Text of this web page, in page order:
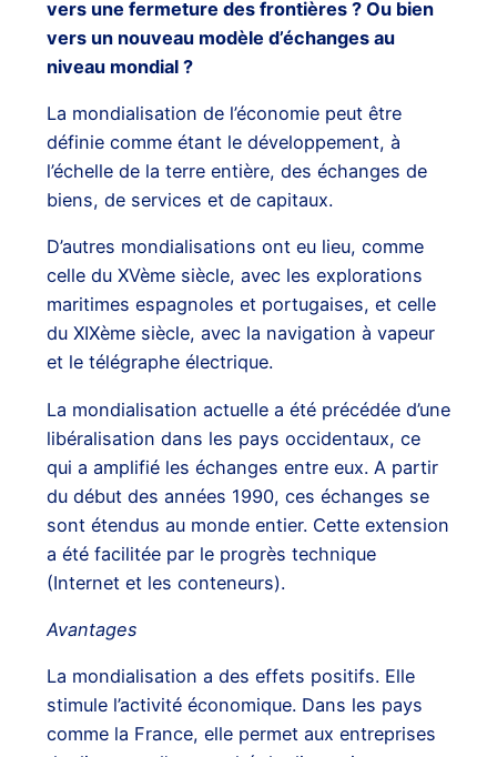
vers une fermeture des frontières ? Ou bien
vers un nouveau modèle d’échanges au
niveau mondial ?
La mondialisation de l’économie peut être
définie comme étant le développement, à
l’échelle de la terre entière, des échanges de
biens, de services et de capitaux.
D’autres mondialisations ont eu lieu, comme
celle du XVème siècle, avec les explorations
maritimes espagnoles et portugaises, et celle
du XIXème siècle, avec la navigation à vapeur
et le télégraphe électrique.
La mondialisation actuelle a été précédée d’une
libéralisation dans les pays occidentaux, ce
qui a amplifié les échanges entre eux. A partir
du début des années 1990, ces échanges se
sont étendus au monde entier. Cette extension
a été facilitée par le progrès technique
(Internet et les conteneurs).
Avantages
La mondialisation a des effets positifs. Elle
stimule l’activité économique. Dans les pays
comme la France, elle permet aux entreprises